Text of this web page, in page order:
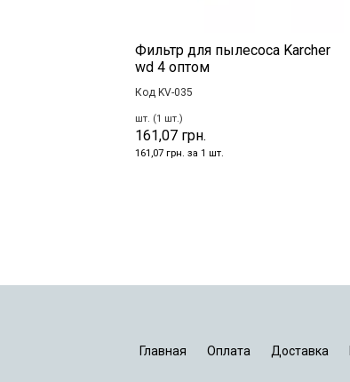
Фильтр для пылесоса Karcher
wd 4 оптом
Код KV-035
шт. (1 шт.)
161,07 грн.
161,07 грн. за 1 шт.
Главная Оплата Доставка